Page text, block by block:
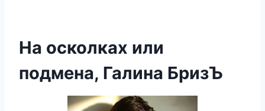
На осколках или
подмена, Галина БризЪ